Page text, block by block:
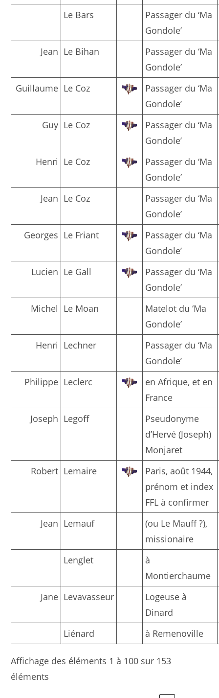
Le Bars
Passager du ‘Ma
Gondole’
Jean Le Bihan
Passager du ‘Ma
Gondole’
Guillaume Le Coz
Passager du ‘Ma
Gondole’
Guy Le Coz
Passager du ‘Ma
Gondole’
Henri Le Coz
Passager du ‘Ma
Gondole’
Jean Le Coz
Passager du ‘Ma
Gondole’
Georges Le Friant
Passager du ‘Ma
Gondole’
Lucien Le Gall
Passager du ‘Ma
Gondole’
Michel Le Moan
Matelot du ‘Ma
Gondole’
Henri Lechner
Passager du ‘Ma
Gondole’
Philippe Leclerc
en Afrique, et en
France
Joseph Legoff
Pseudonyme
d’Hervé (Joseph)
Monjaret
Robert Lemaire
Paris, août 1944,
prénom et index
FFL à confirmer
Jean Lemauf
(ou Le Mauff ?),
missionaire
Lenglet
à
Montierchaume
Jane Levavasseur
Logeuse à
Dinard
Liénard
à Remenoville
Affichage des éléments 1 à 100 sur 153
éléments